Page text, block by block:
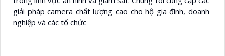
giải pháp camera chất lượng cao cho hộ gia đình, doanh
nghiệp và các tổ chức